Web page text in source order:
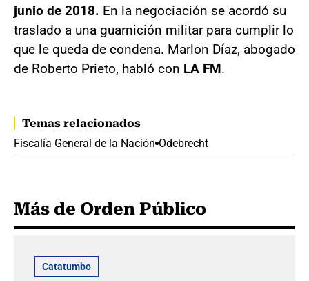
junio de 2018. En la negociación se acordó su
traslado a una guarnición militar para cumplir lo
que le queda de condena. Marlon Díaz, abogado
de Roberto Prieto, habló con LA FM.
Temas relacionados
Fiscalía General de la Nación Odebrecht
Más de Orden Público
Catatumbo